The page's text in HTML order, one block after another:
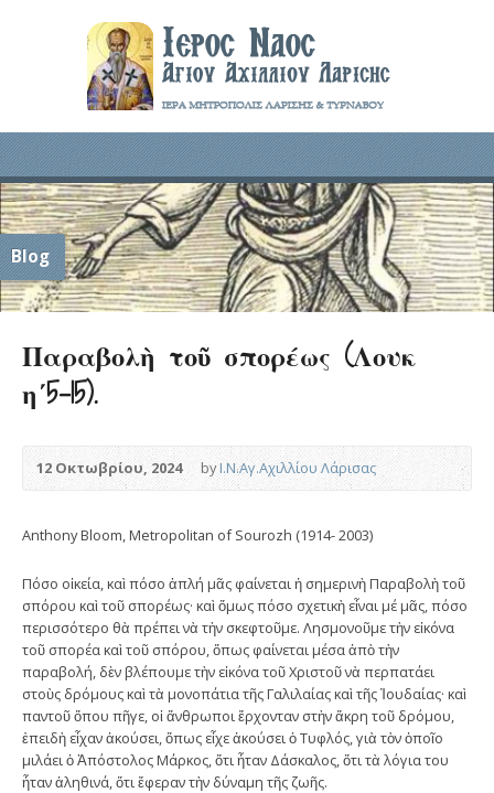
Blog
Παραβολὴ τοῦ σπορέως (Λουκ
η΄5-15).
12 Οκτωβρίου, 2024 byΙ.Ν.Αγ.Αχιλλίου Λάρισας
Anthony Bloom, Metropolitan of Sourozh (1914- 2003)
Πόσο οἰκεία, καὶ πόσο ἁπλή μᾶς φαίνεται ἡ σημερινὴ Παραβολὴ τοῦ
σπόρου καὶ τοῦ σπορέως· καὶ ὅμως πόσο σχετικὴ εἶναι μέ μᾶς, πόσο
περισσότερο θὰ πρέπει νὰ τὴν σκεφτοῦμε. Λησμονοῦμε τὴν εἰκόνα
τοῦ σπορέα καὶ τοῦ σπόρου, ὅπως φαίνεται μέσα ἀπὸ τὴν
παραβολή, δὲν βλέπουμε τὴν εἰκόνα τοῦ Χριστοῦ νὰ περπατάει
στοὺς δρόμους καὶ τὰ μονοπάτια τῆς Γαλιλαίας καὶ τῆς Ἰουδαίας· καὶ
παντοῦ ὅπου πῆγε, οἱ ἄνθρωποι ἔρχονταν στὴν ἄκρη τοῦ δρόμου,
ἐπειδὴ εἶχαν ἀκούσει, ὅπως εἶχε ἀκούσει ὁ Τυφλός, γιὰ τὸν ὁποῖο
μιλάει ὁ Ἀπόστολος Μάρκος, ὅτι ἦταν Δάσκαλος, ὅτι τὰ λόγια του
ἦταν ἀληθινά, ὅτι ἔφεραν τὴν δύναμη τῆς ζωῆς.